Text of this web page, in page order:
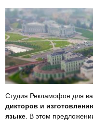
Студия Рекламофон для
дикторов и
языке . В этом